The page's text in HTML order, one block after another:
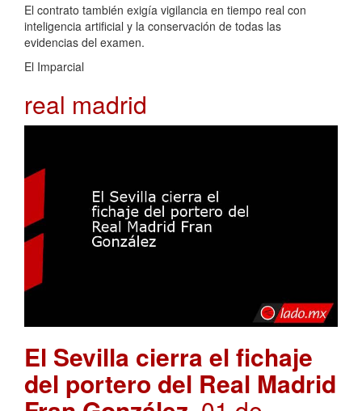
El contrato también exigía vigilancia en tiempo real con
inteligencia artificial y la conservación de todas las
evidencias del examen.
El Imparcial
real madrid
El Sevilla cierra el fichaje
del portero del Real Madrid